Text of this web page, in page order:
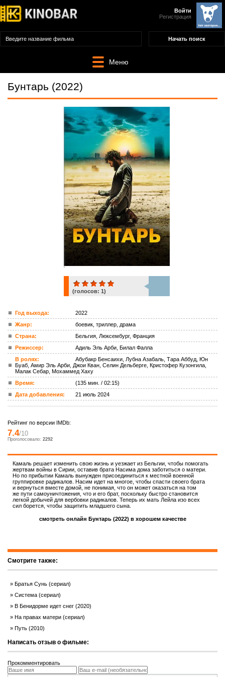
Войти
Регистрация
Меню
Бунтарь (2022)
ком.
(голосов: 1)
Год выхода:
2022
Жанр:
боевик, триллер, драма
Страна:
Бельгия, Люксембург, Франция
Режиссер:
Адиль Эль Арби, Билал Фалла
В ролях:
Абубакр Бенсаихи, Лубна Азабаль, Тара Аббуд, Юн
Буаб, Амир Эль Арби, Джои Кван, Селин Дельберге, Кристофер Кузонгила,
Малак Себар, Мохаммед Хаху
Время:
(135 мин. / 02:15)
Дата добавления:
21 июль 2024
Рейтинг по версии IMDb:
7.4/10
Проголосовало: 2292
Камаль решает изменить свою жизнь и уезжает из Бельгии, чтобы помогать
жертвам войны в Сирии, оставив брата Насима дома заботиться о матери.
Но по прибытии Камаль вынужден присоединиться к местной военной
группировке радикалов. Насим идет на многое, чтобы спасти своего брата
и вернуться вместе домой, не понимая, что он может оказаться на том
же пути самоуничтожения, что и его брат, поскольку быстро становится
легкой добычей для вербовки радикалов. Теперь их мать Лейла изо всех
сил борется, чтобы защитить младшего сына.
смотреть онлайн Бунтарь (2022) в хорошем качестве
Смотрите также:
Братья Сунь (сериал)
Система (сериал)
В Бенидорме идет снег (2020)
На правах матери (сериал)
Путь (2010)
Написать отзыв о фильме:
Прокомментировать